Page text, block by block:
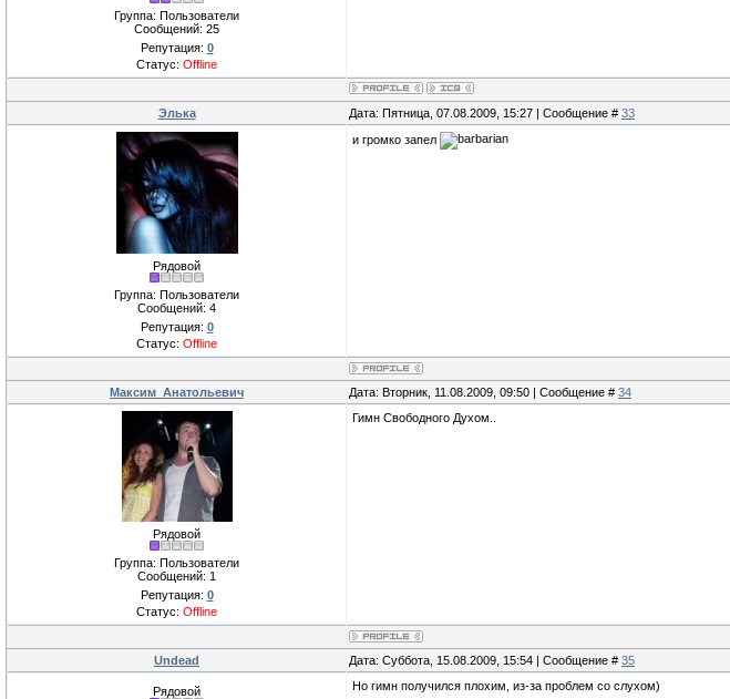
Группа: Пользователи
Сообщений: 25
Репутация: 0
Статус: Offline
Элька Дата: Пятница, 07.08.2009, 15:27 | Сообщение # 33
Рядовой
Группа: Пользователи
Сообщений: 4
Репутация: 0
Статус: Offline
и громко запел
Максим_Анатольевич Дата: Вторник, 11.08.2009, 09:50 | Сообщение # 34
Рядовой
Группа: Пользователи
Сообщений: 1
Репутация: 0
Статус: Offline
Гимн Свободного Духом..
Undead Дата: Суббота, 15.08.2009, 15:54 | Сообщение # 35
Рядовой Но гимн получился плохим, из-за проблем со слухом)